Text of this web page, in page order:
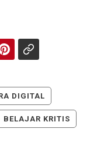
DIGITAL
BELAJAR KRITIS